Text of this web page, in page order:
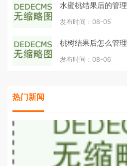
水蜜桃结果后的管
发布时间：08-05
桃树结果后怎么管
发布时间：08-06
热门新闻